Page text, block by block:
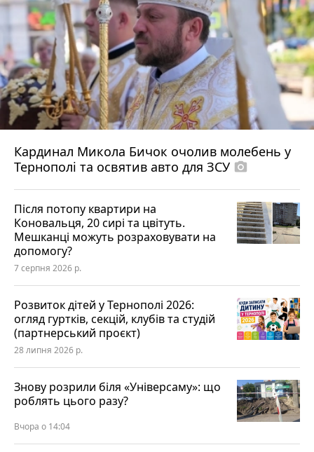
Кардинал Микола Бичок очолив молебень у
Тернополі та освятив авто для ЗСУ photo_camera
Після потопу квартири на
Коновальця, 20 сирі та цвітуть.
Мешканці можуть розраховувати на
допомогу?
7 серпня 2026 р.
Розвиток дітей у Тернополі 2026:
огляд гуртків, секцій, клубів та студій
(партнерський проєкт)
28 липня 2026 р.
Знову розрили біля «Універсаму»: що
роблять цього разу?
Вчора о 14:04